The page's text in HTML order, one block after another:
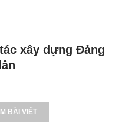
xây dựng Đảng
BÀI VIẾT